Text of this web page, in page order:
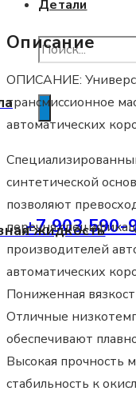
Помощь в
+7 903 590-
жидкость
Детали
Описание
ОПИСАНИЕ:
трансмиссионное
автоматических
синтетической
позволяют
перечня
производителей
автоматических
Пониженная
Отличные
обеспечивают
Высокая прочность
стабильность к